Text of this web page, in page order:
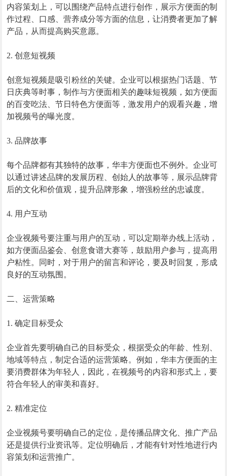
内容策划上，可以围绕产品特点进行创作，展示方便面的制
作过程、口感、营养成分等方面的信息，让消费者更加了解
产品，从而提高购买意愿。
2. 创意短视频
创意短视频是吸引粉丝的关键。企业可以根据热门话题、节
日庆典等时事，制作与方便面相关的趣味短视频，如方便面
的百变吃法、节日特色方便面等，激发用户的观看兴趣，增
加视频号的曝光度。
3. 品牌故事
每个品牌都有其独特的故事，华丰方便面也不例外。企业可
以通过讲述品牌的发展历程、创始人的故事等，展示品牌背
后的文化和价值观，提升品牌形象，增强粉丝的忠诚度。
4. 用户互动
企业视频号要注重与用户的互动，可以定期举办线上活动，
如方便面品鉴会、创意食谱大赛等，鼓励用户参与，提高用
户粘性。同时，对于用户的留言和评论，要及时回复，形成
良好的互动氛围。
二、运营策略
1. 确定目标受众
企业首先要明确自己的目标受众，根据受众的年龄、性别、
地域等特点，制定合适的运营策略。例如，华丰方便面的主
要消费群体为年轻人，因此，在视频号的内容和形式上，要
符合年轻人的审美和喜好。
2. 精准定位
企业视频号要明确自己的定位，是传播品牌文化、推广产品
还是提供行业资讯等。定位明确后，才能有针对性地进行内
容策划和运营推广。